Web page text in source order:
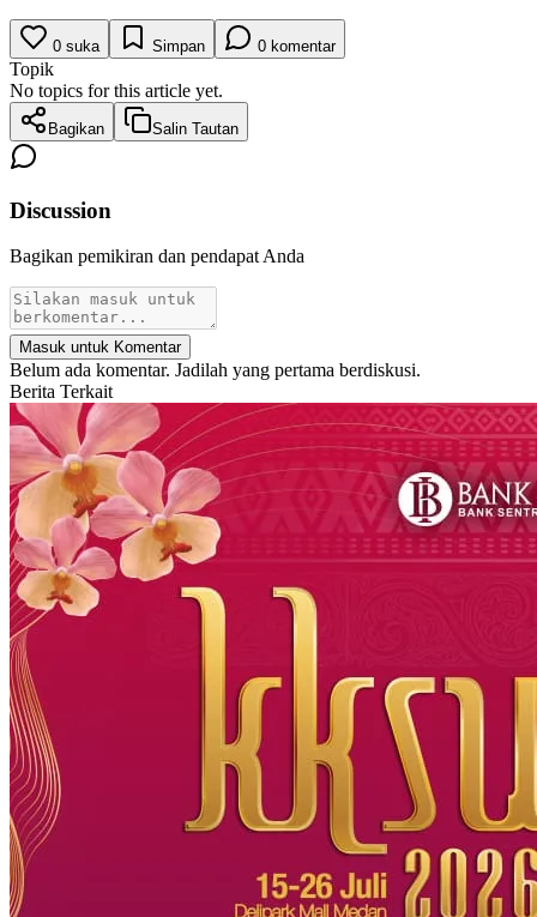
0 suka Simpan 0 komentar
Topik
No topics for this article yet.
Bagikan Salin Tautan
Discussion
Bagikan pemikiran dan pendapat Anda
Masuk untuk Komentar
Belum ada komentar. Jadilah yang pertama berdiskusi.
Berita Terkait